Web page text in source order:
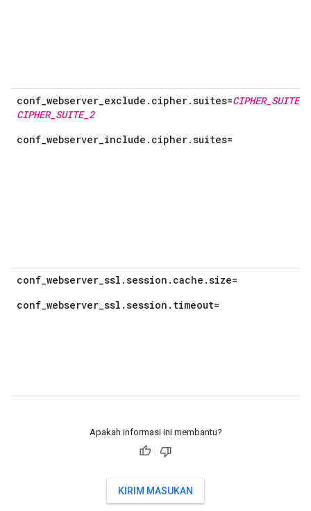
conf_webserver_exclude.cipher.suites=CIPHER_SUITE_1
CIPHER_SUITE_2
conf_webserver_include.cipher.suites=
conf_webserver_ssl.session.cache.size=
conf_webserver_ssl.session.timeout=
Apakah informasi ini membantu?
KIRIM MASUKAN